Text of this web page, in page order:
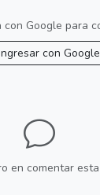
con Google para
con Google
en comentar